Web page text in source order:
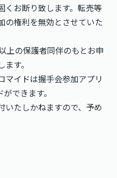
くお断り致します。転売等
の権利を無効とさせていた
上の保護者同伴のもとお申
す。
イドは握手会参加アプリ
できます。
たしかねますので、予め